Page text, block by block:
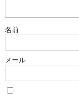
名前
メール